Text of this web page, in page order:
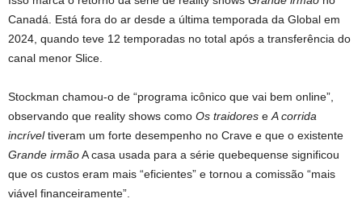
Canadá. Está fora do ar desde a última temporada da Global em
2024, quando teve 12 temporadas no total após a transferência do
canal menor Slice.
Stockman chamou-o de “programa icônico que vai bem online”,
observando que reality shows como Os traidores e A corrida
incríveltiveram um forte desempenho no Crave e que o existente
Grande irmãoA casa usada para a série quebequense significou
que os custos eram mais “eficientes” e tornou a comissão “mais
viável financeiramente”.